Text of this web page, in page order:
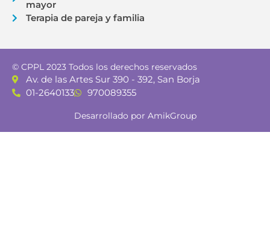
mayor
Terapia de pareja y familia
© CPPL 2023 Todos los derechos reservados
Av. de las Artes Sur 390 - 392, San Borja
01-2640133
970089355
Desarrollado por AmikGroup